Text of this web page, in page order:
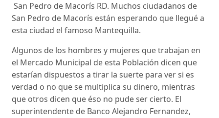
San Pedro de Macorís RD. Muchos ciudadanos de
San Pedro de Macorís están esperando que llegué a
esta ciudad el famoso Mantequilla.
Algunos de los hombres y mujeres que trabajan en
el Mercado Municipal de esta Población dicen que
estarían dispuestos a tirar la suerte para ver si es
verdad o no que se multiplica su dinero, mientras
que otros dicen que éso no pude ser cierto. El
superintendente de Banco Alejandro Fernandez,